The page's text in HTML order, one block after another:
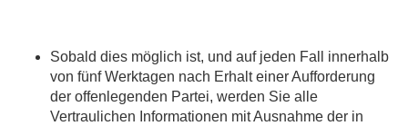
Sobald dies möglich ist, und auf jeden Fall innerhalb
von fünf Werktagen nach Erhalt einer Aufforderung
der offenlegenden Partei, werden Sie alle
Vertraulichen Informationen mit Ausnahme der in